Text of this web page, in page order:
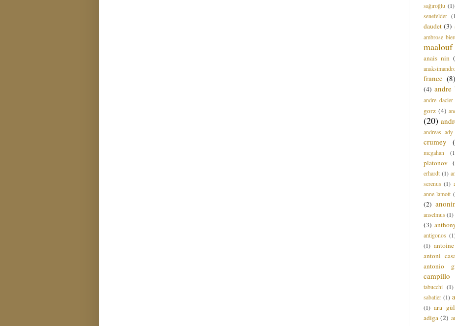
sağıroğlu (1)
senefelder
daudet (3)
ambrose
maalouf
anais nin
france (8)
(4) andre
andre dacier
gorz (4)
(20)
andreas ady
crumey
mcgahan
platonov
erhardt (1)
serenus (1)
anne lamott
(2)
anselmus (1)
(3)
antigonos
(1)
antoni
antonio
campillo
tabucchi (1)
sabatier (1)
(1) ara
adiga (2)